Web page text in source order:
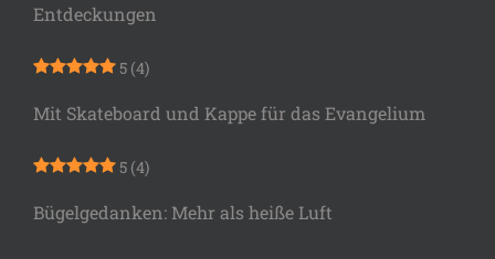
Entdeckungen
5 (4)
Mit Skateboard und Kappe für das Evangelium
5 (4)
Bügelgedanken: Mehr als heiße Luft